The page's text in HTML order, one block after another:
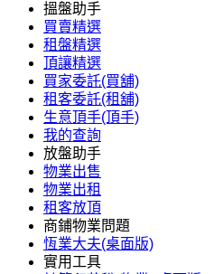
搵盤助手
買賣精選
租盤精選
頂讓精選
買家委託(買舖)
租客委託(租舖)
生意頂手(頂手)
我的查詢
放盤助手
物業出售
物業出租
租客放頂
商鋪物業問題
恆業大夫(桌面版)
實用工具